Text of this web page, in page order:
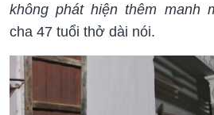
không phát hiện thêm manh
cha 47 tuổi thở dài nói.